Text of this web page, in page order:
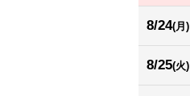
8/24(月)
8/25(火)